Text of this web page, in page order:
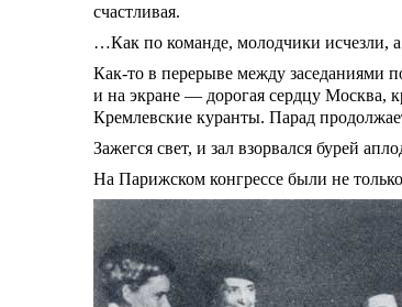
счастливая.
…Как по команде, молодчики исчезли,
Как-то в перерыве между заседаниями
и на экране — дорогая сердцу
Кремлевские куранты. Парад
Зажегся свет, и зал взорвался бурей
На Парижском конгрессе были не